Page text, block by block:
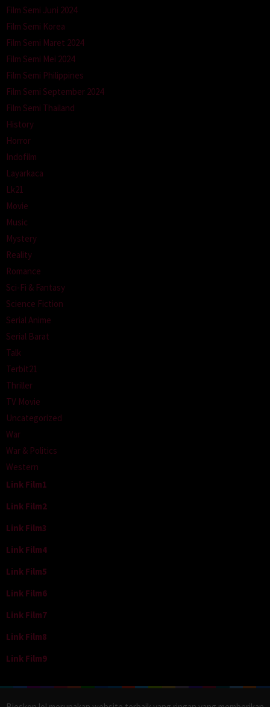
Film Semi Juni 2024
Film Semi Korea
Film Semi Maret 2024
Film Semi Mei 2024
Film Semi Philippines
Film Semi September 2024
Film Semi Thailand
History
Horror
Indofilm
Layarkaca
Lk21
Movie
Music
Mystery
Reality
Romance
Sci-Fi & Fantasy
Science Fiction
Serial Anime
Serial Barat
Talk
Terbit21
Thriller
TV Movie
Uncategorized
War
War & Politics
Western
Link Film1
Link Film2
Link Film3
Link Film4
Link Film5
Link Film6
Link Film7
Link Film8
Link Film9